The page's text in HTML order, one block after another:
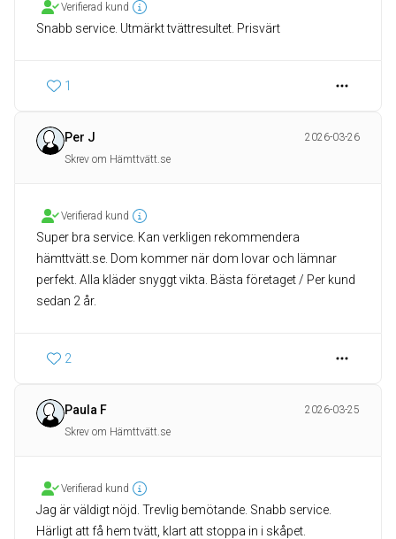
Verifierad kund
Snabb service. Utmärkt tvättresultet. Prisvärt
1
Per J
2026-03-26
Skrev om Hämttvätt.se
Verifierad kund
Super bra service. Kan verkligen rekommendera
hämttvätt.se. Dom kommer när dom lovar och lämnar
perfekt. Alla kläder snyggt vikta. Bästa företaget / Per kund
sedan 2 år.
2
Paula F
2026-03-25
Skrev om Hämttvätt.se
Verifierad kund
Jag är väldigt nöjd. Trevlig bemötande. Snabb service.
Härligt att få hem tvätt, klart att stoppa in i skåpet.